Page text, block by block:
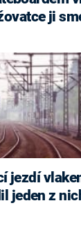
ji
jeden z